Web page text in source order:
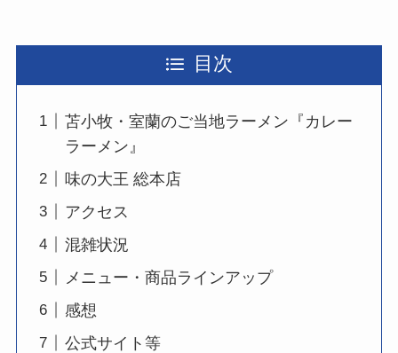
目次
苫小牧・室蘭のご当地ラーメン『カレー
ラーメン』
味の大王 総本店
アクセス
混雑状況
メニュー・商品ラインアップ
感想
公式サイト等